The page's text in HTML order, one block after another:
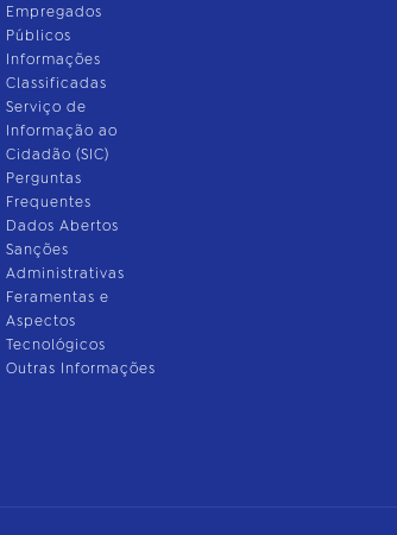
Empregados
Públicos
Informações
Classificadas
Serviço de
Informação ao
Cidadão (SIC)
Perguntas
Frequentes
Dados Abertos
Sanções
Administrativas
Feramentas e
Aspectos
Tecnológicos
Outras Informações